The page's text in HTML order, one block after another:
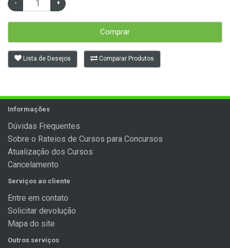
Comprar
Lista de Desejos Comparar Produtos
Informações
Dúvidas Frequentes
Sobre o Rateios de Cursos para Concursos
Atualização dos Cursos
Cancelamento
Serviços ao cliente
Entre em contato
Solicitar devolução
Mapa do site
Outros serviços